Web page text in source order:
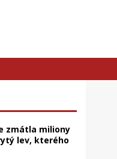
zmátla miliony
lev, kterého